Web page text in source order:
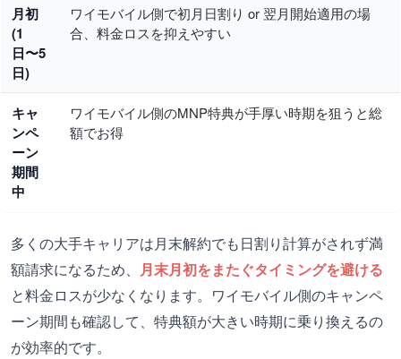
月初
(1
日〜5
日)
ワイモバイル側で初月日割り or 翌月開始適用の場
合、料金ロスを抑えやすい
キャ
ンペ
ーン
期間
中
ワイモバイル側のMNP特典が手厚い時期を狙うと総
額でお得
多くの大手キャリアは月末解約でも日割り計算がされず満
額請求になるため、 月末月初をまたぐタイミングを避ける
と料金ロスが少なくなります。ワイモバイル側のキャンペ
ーン期間も確認して、特典額が大きい時期に乗り換えるの
が効率的です。